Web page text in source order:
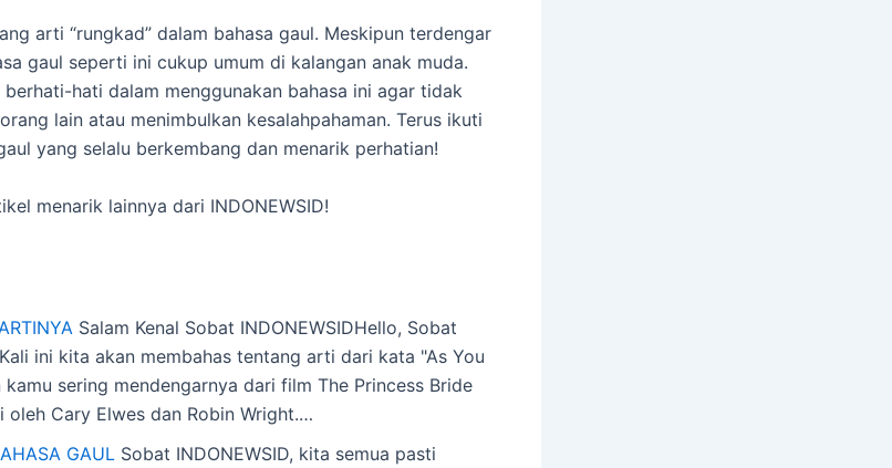
arti “rungkad” dalam bahasa gaul. Meskipun terdengar
gaul seperti ini cukup umum di kalangan anak muda.
hati dalam menggunakan bahasa ini agar tidak
lain atau menimbulkan kesalahpahaman. Terus ikuti
yang selalu berkembang dan menarik perhatian!
menarik lainnya dari INDONEWSID!
Salam Kenal Sobat INDONEWSIDHello, Sobat
Kali ini kita akan membahas tentang arti dari kata "As You
kamu sering mendengarnya dari film The Princess Bride
oleh Cary Elwes dan Robin Wright.…
GAUL Sobat INDONEWSID, kita semua pasti